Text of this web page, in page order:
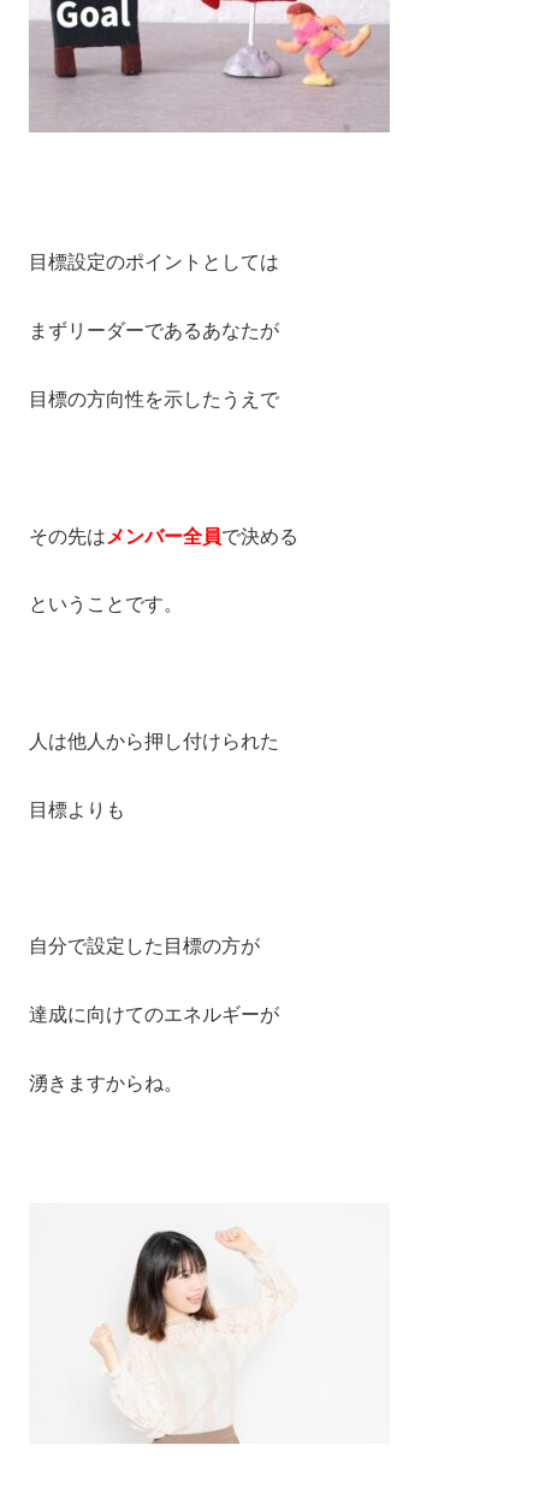
目標設定のポイントとしては
まずリーダーであるあなたが
目標の方向性を示したうえで
その先は メンバー全員で決める
ということです。
人は他人から押し付けられた
目標よりも
自分で設定した目標の方が
達成に向けてのエネルギーが
湧きますからね。